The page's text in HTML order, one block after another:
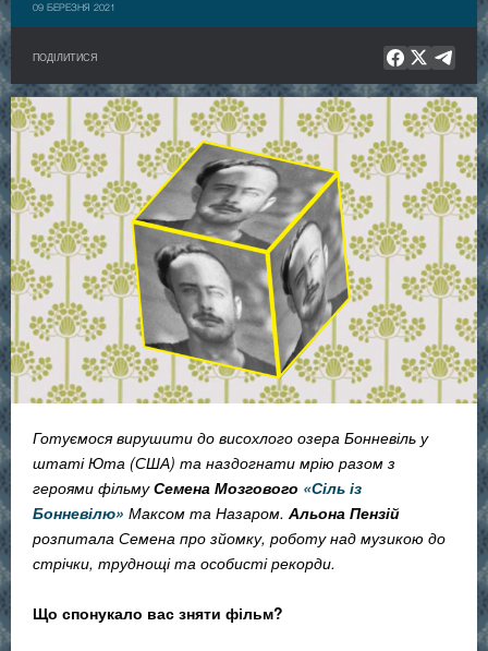
09 БЕРЕЗНЯ 2021
ПОДІЛИТИСЯ
Готуємося вирушити до висохлого озера Бонневіль у
штаті Юта (США) та наздогнати мрію разом з
героями фільмуСемена Мозгового «Сіль із
Бонневілю» Максом та Назаром. Альона Пензій
розпитала Семена про зйомку, роботу над музикою до
стрічки, труднощі та особисті рекорди.
Що спонукало вас зняти фільм?